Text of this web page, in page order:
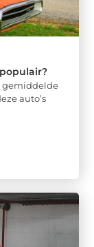
gemiddelde
auto’s